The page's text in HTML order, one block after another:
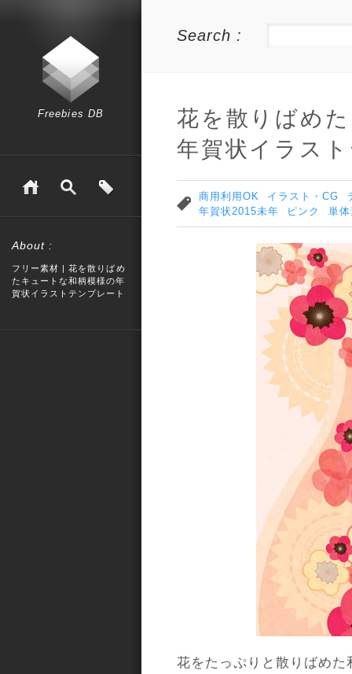
Freebies DB
About :
フリー素材 | 花を散りばめ
たキュートな和柄模様の年
賀状イラストテンプレート
Search :
花を散りばめ
年賀状イラス
商用利用OK イラスト・CG
年賀状2015未年
ピンク 単
花をたっぷりと散りばめ